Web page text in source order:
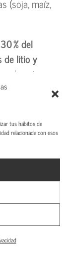
tus hábitos de
relacionada con esos
(soja, maíz,
30 % del
de litio y
da entre
y logístico